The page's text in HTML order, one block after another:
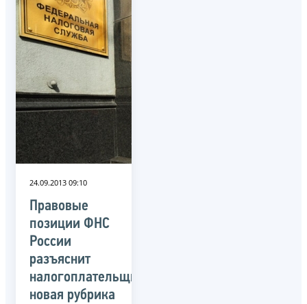
24.09.2013 09:10
Правовые
позиции ФНС
России
разъяснит
налогоплательщикам
новая рубрика